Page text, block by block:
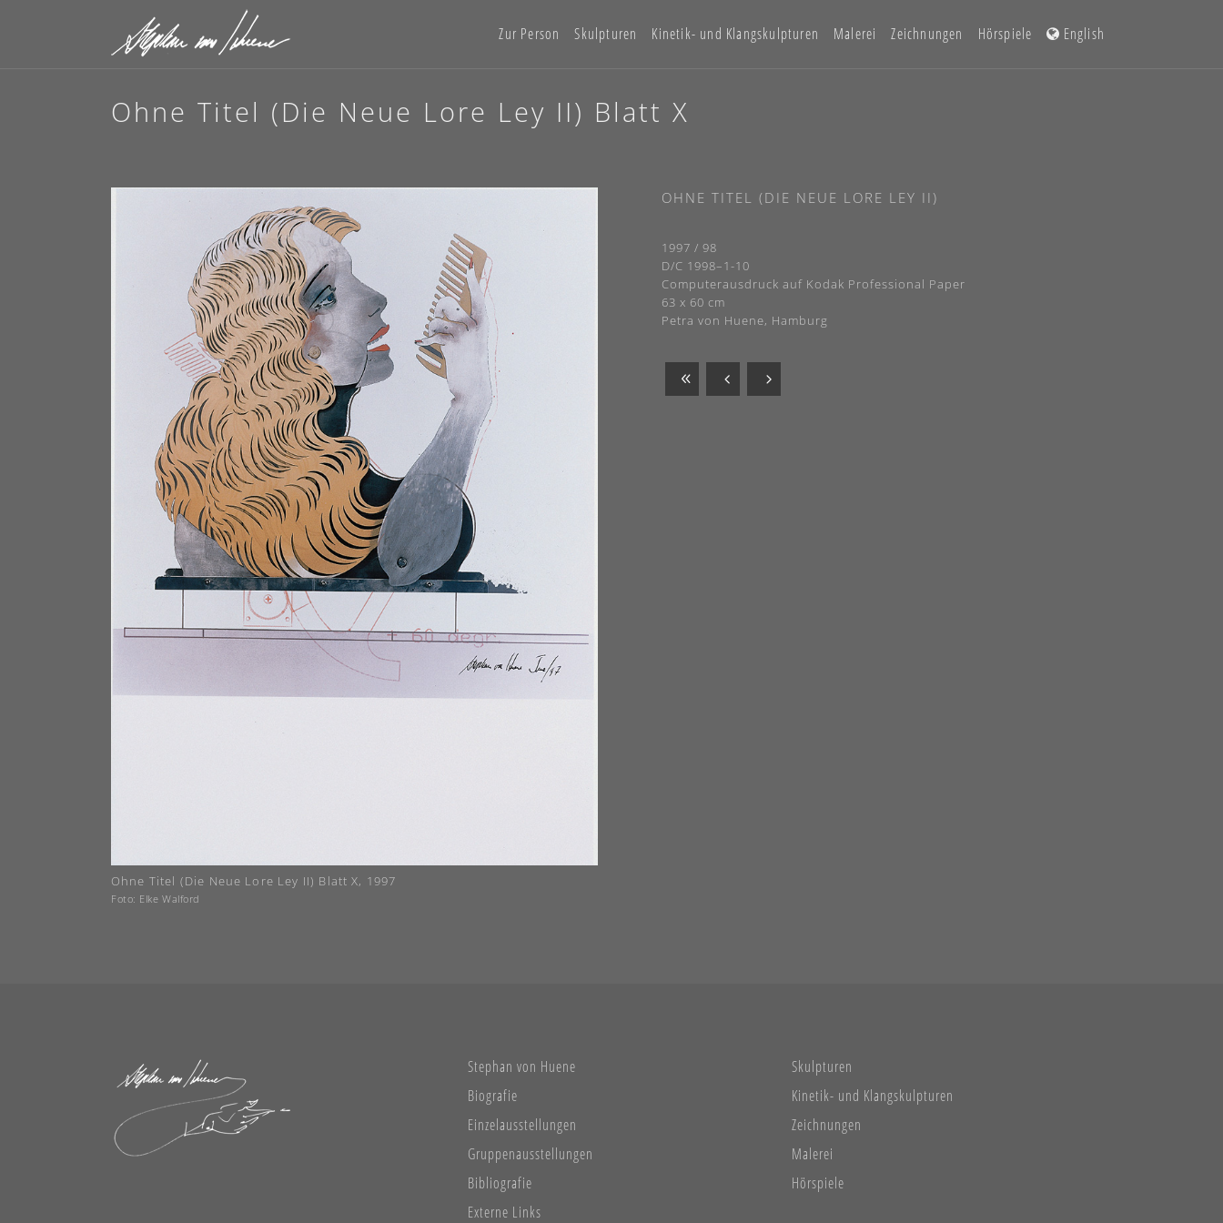
Zur Person Skulpturen Kinetik- und Klangskulpturen Malerei Zeichnungen Hörspiele English
Ohne Titel (Die Neue Lore Ley II) Blatt X
Ohne Titel (Die Neue Lore Ley II) Blatt X, 1997
Foto: Elke Walford
OHNE TITEL (DIE NEUE LORE LEY II)
1997 / 98
D/C 1998–1-10
Computerausdruck auf Kodak Professional Paper
63 x 60 cm
Petra von Huene, Hamburg
Stephan von Huene
Biografie
Einzelausstellungen
Gruppenausstellungen
Bibliografie
Externe Links
Skulpturen
Kinetik- und Klangskulpturen
Zeichnungen
Malerei
Hörspiele